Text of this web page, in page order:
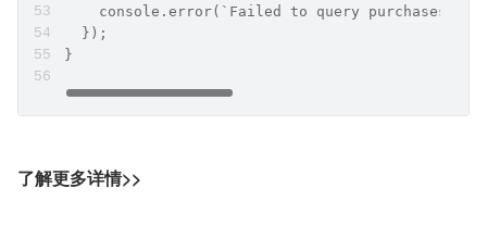
console.error(`Failed to query purchases.
  });
}
了解更多详情>>